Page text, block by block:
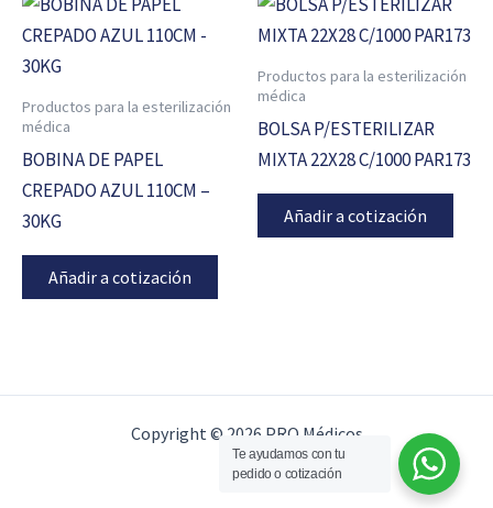
Productos para la esterilización
médica
BOBINA DE PAPEL
CREPADO AZUL 110CM –
30KG
Añadir a cotización
Productos para la esterilización
médica
BOLSA P/ESTERILIZAR
MIXTA 22X28 C/1000 PAR173
Añadir a cotización
Copyright © 2026 PRO Médicos
Te ayudamos con tu
pedido o cotización